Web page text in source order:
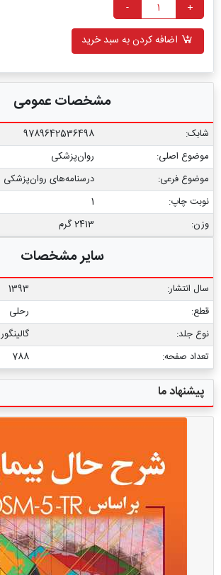
+
-
اضافه کردن به سبد خرید
مشخصات عمومی
شابک:
9789642536498
موضوع اصلی:
روان‌پزشکی
موضوع فرعی:
درسنامه‌‏های روان‏‌پزشکی
نوبت چاپ:
1
وزن:
2413 گرم
سایر مشخصات
سال انتشار:
1393
قطع:
رحلی
نوع جلد:
گالینگور
تعداد صفحه:
788
پیشنهاد ما